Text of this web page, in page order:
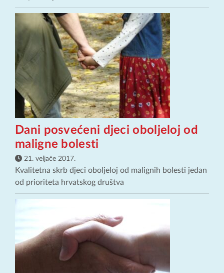
Dani posvećeni djeci oboljeloj od
maligne bolesti
21. veljače 2017.
Kvalitetna skrb djeci oboljeloj od malignih bolesti jedan
od prioriteta hrvatskog društva